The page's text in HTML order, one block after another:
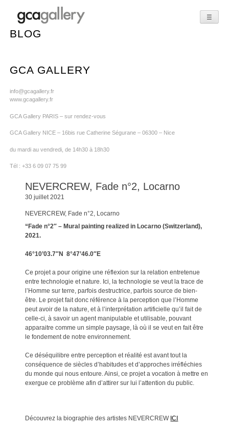
Skip
☰
BLOG
GCA GALLERY
info@gcagallery.fr
www.gcagallery.fr
GCA Gallery PARIS – sur rendez-vous
GCA Gallery NICE – 16bis rue Catherine Ségurane – 06300 – Nice
du mardi au vendredi, de 14h30 à 18h30
Tél : +33 6 09 07 75 99
NEVERCREW, Fade n°2, Locarno
30 juillet 2021
NEVERCREW, Fade n°2, Locarno
“Fade n°2″ – Mural painting realized in Locarno (Switzerland),
2021.
46°10’03.7″N 8°47’46.0″E
Ce projet a pour origine une réflexion sur la relation entretenue
entre technologie et nature. Ici, la technologie se veut la trace de
l’Homme sur terre, parfois destructrice, parfois source de bien-
être. Le projet fait donc référence à la perception que l’Homme
peut avoir de la nature, et à l’interprétation artificielle qu’il fait de
celle-ci, à savoir un agent manipulable et utilisable, pouvant
apparaitre comme un simple paysage, là où il se veut en fait être
le fondement de notre environnement.
Ce déséquilibre entre perception et réalité est avant tout la
conséquence de siècles d’habitudes et d’approches irréfléchies
du monde qui nous entoure. Ainsi, ce projet a vocation à mettre en
exergue ce problème afin d’attirer sur lui l’attention du public.
Découvrez la biographie des artistes NEVERCREW ICI